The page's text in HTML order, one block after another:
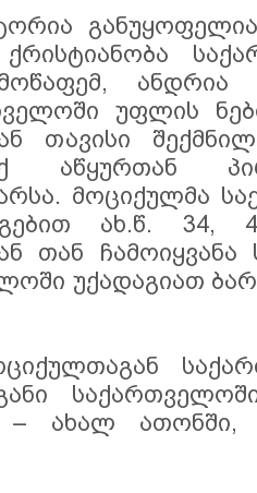
განუყოფელია
ანდრია
უფლის
თავისი
აწყურთან
მოციქულმა
ახ.წ. 34,
თან
უქადაგიათ
– ახალ